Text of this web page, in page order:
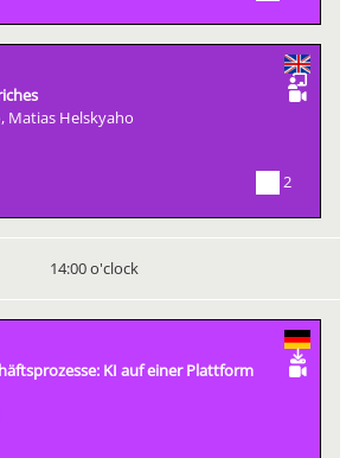
Matias Helskyaho
2
14:00 o'clock
KI auf einer Plattform